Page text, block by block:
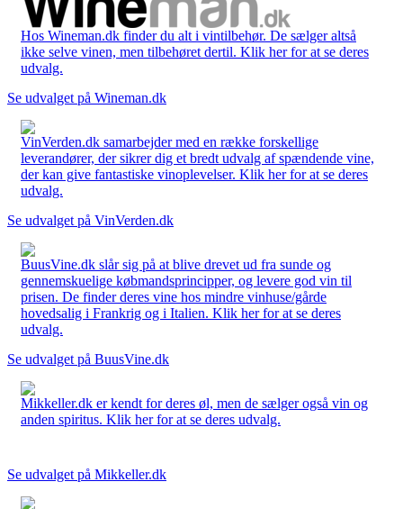
Hos Wineman.dk finder du alt i vintilbehør. De sælger altså
ikke selve vinen, men tilbehøret dertil. Klik her for at se deres
udvalg.
Se udvalget på Wineman.dk
VinVerden.dk samarbejder med en række forskellige
leverandører, der sikrer dig et bredt udvalg af spændende vine,
der kan give fantastiske vinoplevelser. Klik her for at se deres
udvalg.
Se udvalget på VinVerden.dk
BuusVine.dk slår sig på at blive drevet ud fra sunde og
gennemskuelige købmandsprincipper, og levere god vin til
prisen. De finder deres vine hos mindre vinhuse/gårde
hovedsalig i Frankrig og i Italien. Klik her for at se deres
udvalg.
Se udvalget på BuusVine.dk
Mikkeller.dk er kendt for deres øl, men de sælger også vin og
anden spiritus. Klik her for at se deres udvalg.
Se udvalget på Mikkeller.dk